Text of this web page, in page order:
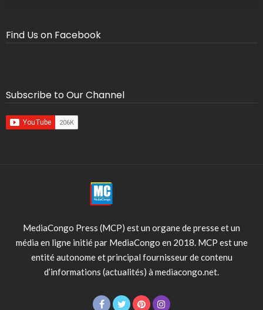
Find Us on Facebook
Subscribe to Our Channel
MediaCongo Press (MCP) est un organe de presse et un
média en ligne initié par MediaCongo en 2018. MCP est une
entité autonome et principal fournisseur de contenu
d’informations (actualités) à mediacongo.net.